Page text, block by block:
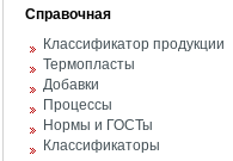
Справочная
Классификатор продукции
Термопласты
Добавки
Процессы
Нормы и ГОСТы
Классификаторы